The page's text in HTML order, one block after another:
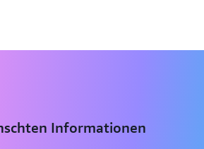
Informationen